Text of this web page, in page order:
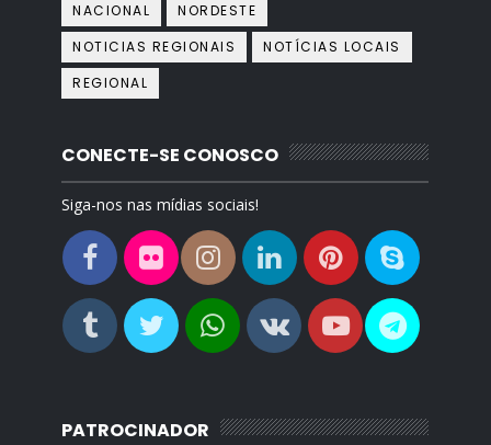
NACIONAL
NORDESTE
NOTICIAS REGIONAIS
NOTÍCIAS LOCAIS
REGIONAL
CONECTE-SE CONOSCO
Siga-nos nas mídias sociais!
PATROCINADOR